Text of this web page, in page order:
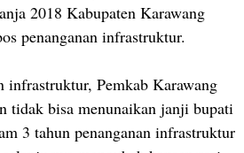
2018 Kabupaten Karawang
penanganan infrastruktur.
infrastruktur, Pemkab Karawang
tidak bisa menunaikan janji bupati
3 tahun penanganan infrastruktur